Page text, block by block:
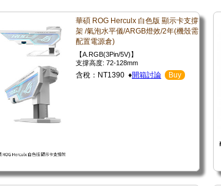
華碩 ROG Herculx 白色版 顯示卡支撐
架 /氣泡水平儀/ARGB燈效/2年(機殼需
配置電源倉)
【A.RGB(3Pin/5V)】
支撐高度: 72-128mm
含稅：NT1390 ♦開箱討論 Buy